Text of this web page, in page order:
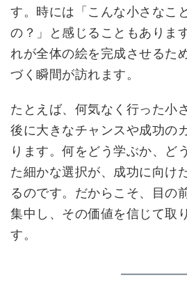
す。時には「こんな小さなこ
の？」と感じることもありま
れが全体の絵を完成させるた
づく瞬間が訪れます。
たとえば、何気なく行った小
後に大きなチャンスや成功の
ります。何をどう学ぶか、ど
た細かな選択が、成功に向け
るのです。だからこそ、目の
集中し、その価値を信じて取
す。